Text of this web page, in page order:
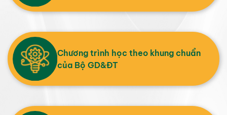
Chương trình học theo khung chuẩn
của Bộ GD&ĐT